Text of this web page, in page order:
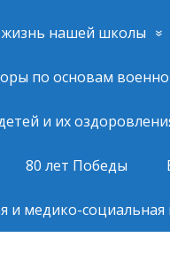
нашей школы
по основам
и их
80 лет Победы
и медико-